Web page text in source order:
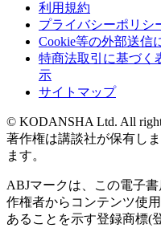
利用規約
プライバシーポリシ
Cookie等の外部送信
特商法取引に基づく
示
サイトマップ
© KODANSHA Ltd. All
著作権は講談社が保有し
ます。
ABJマークは、この電子
作権者からコンテンツ使
あることを示す登録商標(